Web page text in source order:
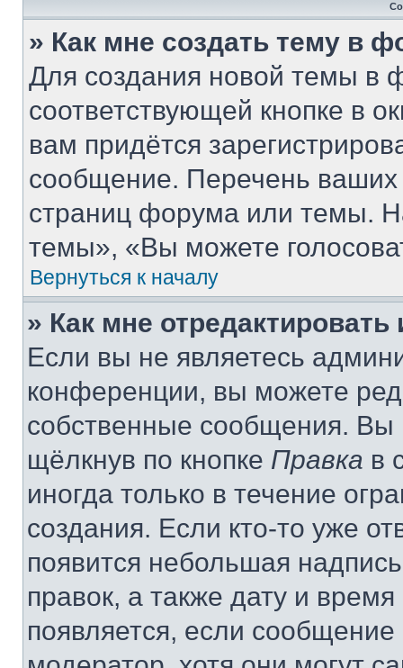
» Как мне создать тему в
Для создания новой темы в
соответствующей кнопке в
вам придётся
сообщение. Перечень ваших
страниц форума или темы.
темы», «Вы можете
Вернуться к началу
» Как мне
Если вы не являетесь
конференции, вы можете
собственные сообщения. Вы
щёлкнув по кнопке Правка в
иногда только в течение
создания. Если кто-то уже
появится небольшая
правок, а также дату и
появляется, если